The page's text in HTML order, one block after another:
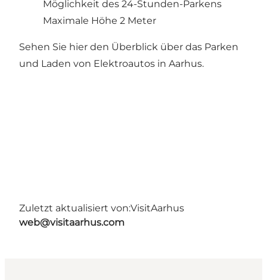
Möglichkeit des 24-Stunden-Parkens
Maximale Höhe 2 Meter
Sehen Sie hier den Überblick über das Parken
und Laden von Elektroautos in Aarhus.
Zuletzt aktualisiert von:VisitAarhus
web@visitaarhus.com